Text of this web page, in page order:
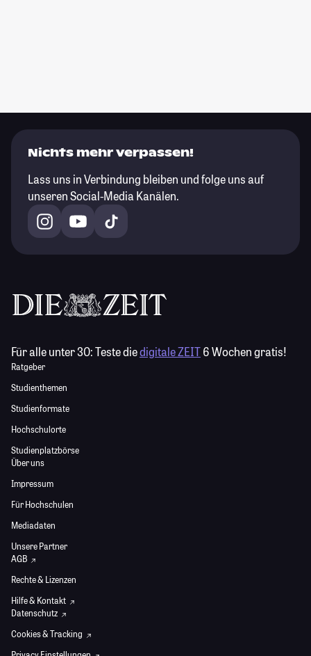
Nichts mehr verpassen!
Lass uns in Verbindung bleiben und folge uns auf
unseren Social-Media Kanälen.
Für alle unter 30:Teste diedigitale ZEIT6 Wochen gratis!
Ratgeber
Studienthemen
Studienformate
Hochschulorte
Studienplatzbörse
Über uns
Impressum
Für Hochschulen
Mediadaten
Unsere Partner
AGB
Rechte & Lizenzen
Hilfe & Kontakt
Datenschutz
Cookies & Tracking